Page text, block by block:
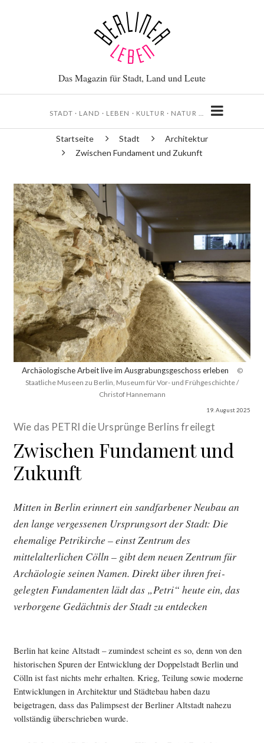
Das Magazin für Stadt, Land und Leute
STADT · LAND · LEBEN · KULTUR · NATUR …
Pfadnavigation
Startseite Stadt
Architektur
Zwischen Fundament und Zukunft
Archäologische Arbeit live im Ausgrabungsgeschoss erleben
©
Staatliche Museen zu Berlin, Museum für Vor- und Frühgeschichte /
Christof Hannemann
19. August 2025
Wie das PETRI die Ursprünge Berlins freilegt
Zwischen Fundament und
Zukunft
Mitten in Berlin erinnert ein sandfarbener Neubau an
den lange vergessenen Ursprungsort der Stadt: Die
ehemalige Petrikirche – einst Zentrum des
mittelalterlichen Cölln – gibt dem neuen Zentrum für
Archäologie seinen Namen. Direkt über ihren frei­
gelegten Fundamenten lädt das „Petri“ heute ein, das
verborgene Gedächtnis der Stadt zu entdecken
Berlin hat keine Altstadt – zumindest scheint es so, denn von den
historischen Spuren der Entwicklung der Doppelstadt Berlin und
Cölln ist fast nichts mehr erhalten. Krieg, Teilung sowie moderne
Entwicklungen in Architektur und Städtebau haben dazu
beigetragen, dass das Palimpsest der Berliner Altstadt nahezu
vollständig überschrieben wurde.